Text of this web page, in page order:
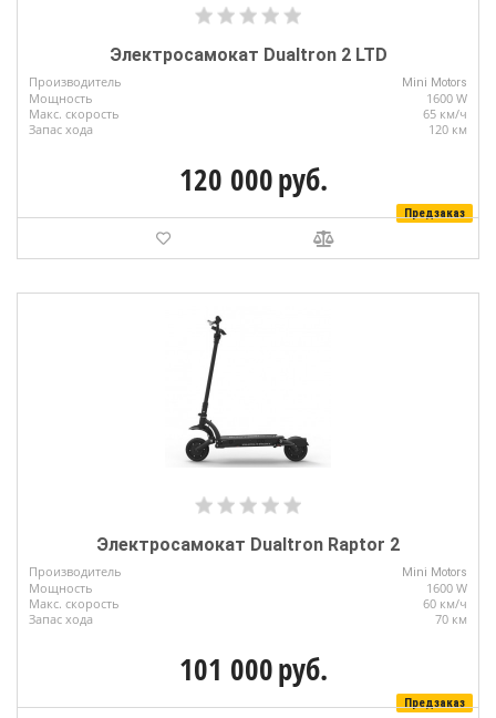
Электросамокат Dualtron 2 LTD
Производитель Mini Motors
Мощность
1600 W
Макс. скорость
65 км/ч
Запас хода
120 км
120 000руб.
Предзаказ
Электросамокат Dualtron Raptor 2
Производитель Mini Motors
Мощность
1600 W
Макс. скорость
60 км/ч
Запас хода
70 км
101 000руб.
Предзаказ